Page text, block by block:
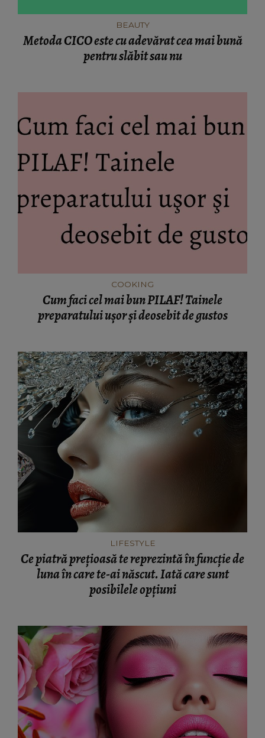
BEAUTY
Metoda CICO este cu adevărat cea mai bună
pentru slăbit sau nu
COOKING
Cum faci cel mai bun PILAF! Tainele
preparatului uşor şi deosebit de gustos
LIFESTYLE
Ce piatră prețioasă te reprezintă în funcție de
luna în care te-ai născut. Iată care sunt
posibilele opțiuni